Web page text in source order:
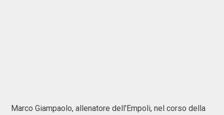
Marco Giampaolo, allenatore dell'Empoli, nel corso della